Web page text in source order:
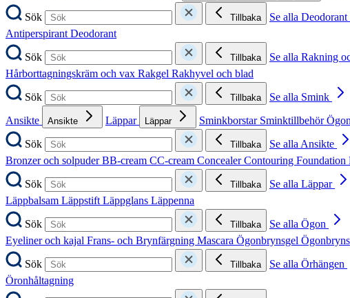
Sök
Tillbaka
Se alla
Antiperspirant Deodorant
Sök
Tillbaka
Se alla Rakning
Hårborttagningskräm och vax Rakgel Rakhyvel och blad
Sök
Tillbaka
Se alla Smink
Ansikte
Ansikte Läppar Läppar Sminkborstar SminktillbehörÖgon
Sök Tillbaka
Se alla Ansikte
Bronzer och solpuderBB-cream CC-cream ConcealerContouring Foundation
Sök
Tillbaka
Se alla Läppar
Läppbalsam Läppstift Läppglans Läppenna
Sök
Tillbaka
Se alla Ögon
Eyeliner och kajal Frans- och Brynfärgning Mascara Ögonbrynsgel
Sök
Tillbaka
Se alla Örhängen
Öronhåltagning